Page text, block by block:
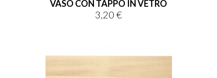
VASO CON TAPPO IN VETRO
Prezzo
3,20 €